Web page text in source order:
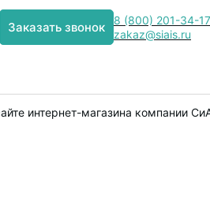
Заказать звонок
8 (800) 201-34-17
zakaz@siais.ru
интернет-магазина компании